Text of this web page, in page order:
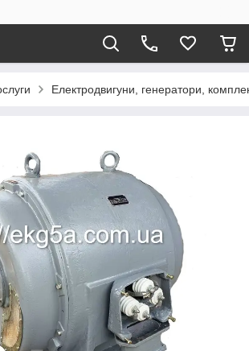
Електродвигуни, генератори,